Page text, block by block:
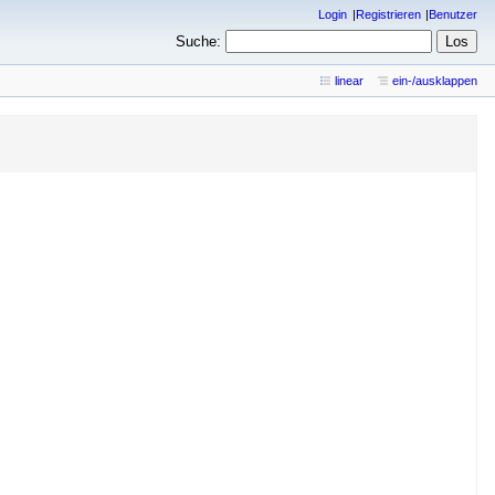
Login Registrieren Benutzer
Suche:
linear ein-/ausklappen